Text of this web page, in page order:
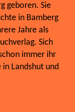
geboren. Sie
in Bamberg
Jahre als
Sich
immer ihr
Landshut und